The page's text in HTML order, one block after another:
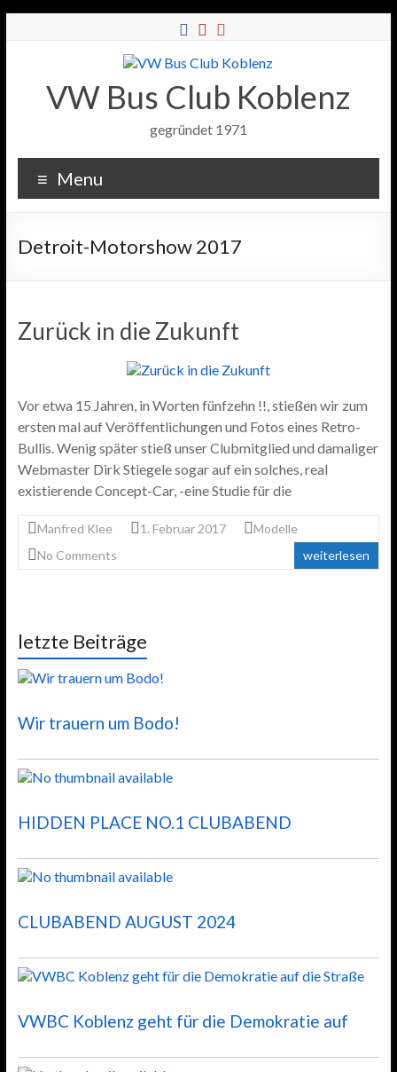
VW Bus Club Koblenz
gegründet 1971
Menu
Detroit-Motorshow 2017
Zurück in die Zukunft
Vor etwa 15 Jahren, in Worten fünfzehn !!, stießen wir zum
ersten mal auf Veröffentlichungen und Fotos eines Retro-
Bullis. Wenig später stieß unser Clubmitglied und damaliger
Webmaster Dirk Stiegele sogar auf ein solches, real
existierende Concept-Car, -eine Studie für die
Manfred Klee 1. Februar 2017
Modelle
No Comments
weiterlesen
letzte Beiträge
Wir trauern um Bodo!
HIDDEN PLACE NO.1 CLUBABEND
CLUBABEND AUGUST 2024
VWBC Koblenz geht für die Demokratie auf